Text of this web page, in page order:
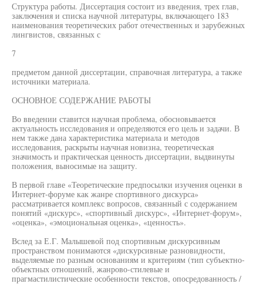
Структура работы. Диссертация состоит из введения, трех глав,
заключения и списка научной литературы, включающего 183
наименования теоретических работ отечественных и зарубежных
лингвистов, связанных с
7
предметом данной диссертации, справочная литература, а также
источники материала.
ОСНОВНОЕ СОДЕРЖАНИЕ РАБОТЫ
Во введении ставится научная проблема, обосновывается
актуальность исследования и определяются его цель и задачи. В
нем также дана характеристика материала и методов
исследования, раскрыты научная новизна, теоретическая
значимость и практическая ценность диссертации, выдвинуты
положения, выносимые на защиту.
В первой главе «Теоретические предпосылки изучения оценки в
Интернет-форуме как жанре спортивного дискурса»
рассматривается комплекс вопросов, связанный с содержанием
понятий «дискурс», «спортивный дискурс», «Интернет-форум»,
«оценка», «эмоциональная оценка», «ценность».
Вслед за Е.Г. Малышевой под спортивным дискурсивным
пространством понимаются «дискурсивные разновидности,
выделяемые по разным основаниям и критериям (тип субъектно-
объектных отношений, жанрово-стилевые и
прагмастилистические особенности текстов, опосредованность /